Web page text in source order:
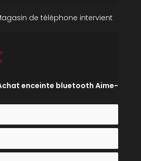
Magasin de téléphone intervient
enceinte bluetooth Aime-